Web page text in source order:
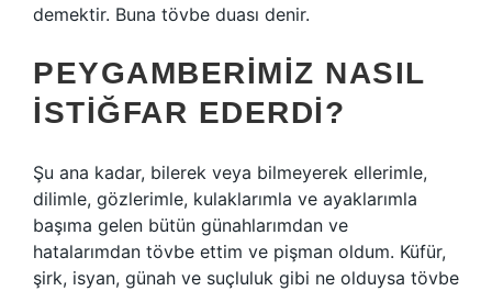
demektir. Buna tövbe duası denir.
PEYGAMBERIMIZ NASIL
ISTIĞFAR EDERDI?
Şu ana kadar, bilerek veya bilmeyerek ellerimle,
dilimle, gözlerimle, kulaklarımla ve ayaklarımla
başıma gelen bütün günahlarımdan ve
hatalarımdan tövbe ettim ve pişman oldum. Küfür,
şirk, isyan, günah ve suçluluk gibi ne olduysa tövbe